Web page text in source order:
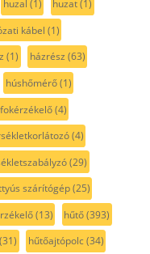
huzal (1) huzat(1)
kábel (1)
(1) házrész (63)
húshőmérő(1)
(4)
(4)
(29)
szárítógép(25)
(13) hűtő(393)
(31) hűtőajtópolc(34)